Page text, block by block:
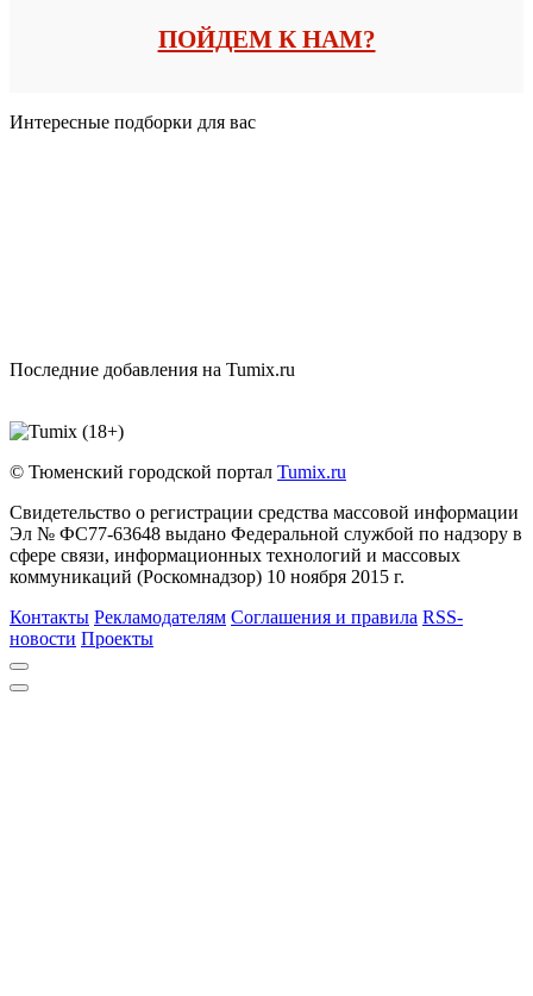
ПОЙДЕМ К НАМ?
Интересные подборки для вас
Последние добавления на Tumix.ru
© Тюменский городской портал Tumix.ru
Свидетельство о регистрации средства массовой информации
Эл № ФС77-63648 выдано Федеральной службой по надзору в
сфере связи, информационных технологий и массовых
коммуникаций (Роскомнадзор) 10 ноября 2015 г.
Контакты Рекламодателям Соглашения и правила RSS-
новости Проекты